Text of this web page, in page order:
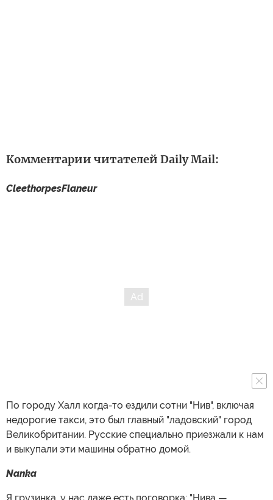
Комментарии читателей Daily Mail:
CleethorpesFlaneur
По городу Халл когда-то ездили сотни "Нив", включая
недорогие такси, это был главный "ладовский" город
Великобритании. Русские специально приезжали к нам
и выкупали эти машины обратно домой.
Nanka
Я грузинка, у нас даже есть поговорка: "Нива —